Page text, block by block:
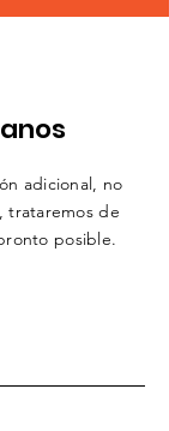
adicional, no
trataremos de
posible.